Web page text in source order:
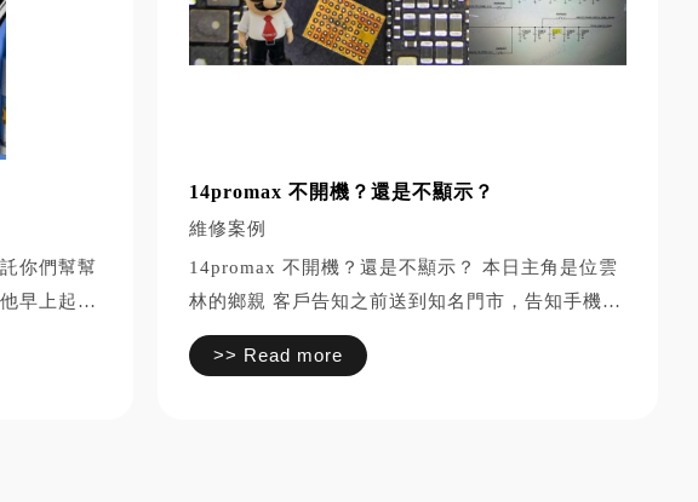
你們幫幫
早上起床
果—— 螢
手機卻
14promax 不開機？還是不顯示？
維修案例
14promax 不開機？還是不顯示？ 本日主角是位雲
林的鄉親 客戶告知之前送到知名門市，告知手機不
開機，得更換手機，資料確定無解 又跑至彰化，告
知得進行搬板（主要晶片進行移植），但有一定的
>> Read more